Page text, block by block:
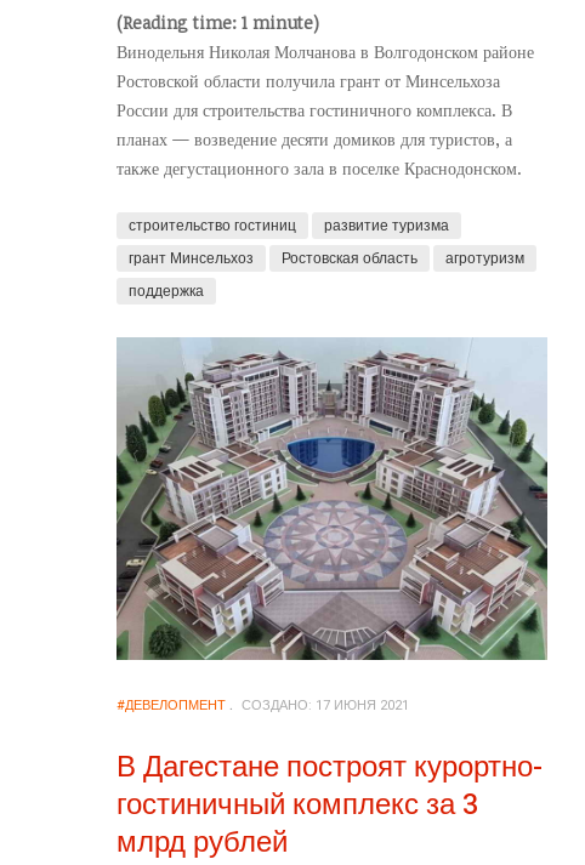
(Reading time: 1 minute)
Винодельня Николая Молчанова в Волгодонском районе
Ростовской области получила грант от Минсельхоза
России для строительства гостиничного комплекса. В
планах — возведение десяти домиков для туристов, а
также дегустационного зала в поселке Краснодонском.
строительство гостиниц
развитие туризма
грант Минсельхоз
Ростовская область
агротуризм
поддержка
#ДЕВЕЛОПМЕНТ СОЗДАНО: 17 ИЮНЯ 2021
В Дагестане построят курортно-
гостиничный комплекс за 3
млрд рублей